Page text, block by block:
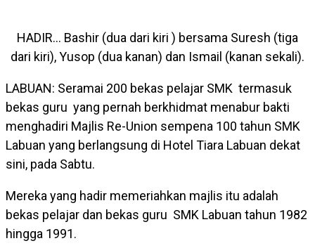
HADIR… Bashir (dua dari kiri ) bersama Suresh (tiga
dari kiri), Yusop (dua kanan) dan Ismail (kanan sekali).
LABUAN: Seramai 200 bekas pelajar SMK termasuk
bekas guru yang pernah berkhidmat menabur bakti
menghadiri Majlis Re-Union sempena 100 tahun SMK
Labuan yang berlangsung di Hotel Tiara Labuan dekat
sini, pada Sabtu.
Mereka yang hadir memeriahkan majlis itu adalah
bekas pelajar dan bekas guru SMK Labuan tahun 1982
hingga 1991.